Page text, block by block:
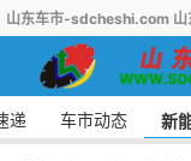
山东车市-sdcheshi.com 山
递 车市动态 新